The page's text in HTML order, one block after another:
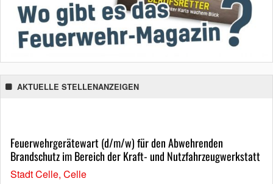
AKTUELLE STELLENANZEIGEN
Feuerwehrgerätewart (d/m/w) für den Abwehrenden
Brandschutz im Bereich der Kraft- und Nutzfahrzeugwerkstatt
Stadt Celle, Celle